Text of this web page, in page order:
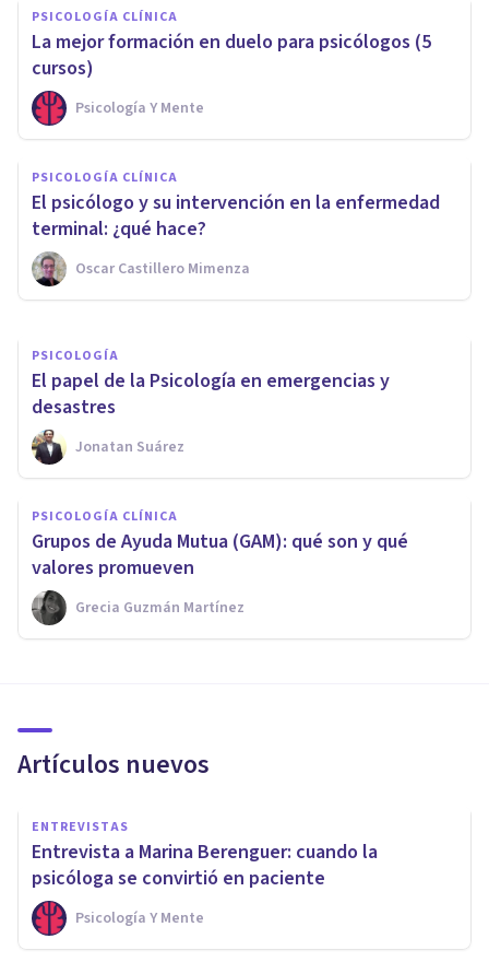
PSICOLOGÍA CLÍNICA
La mejor formación en duelo para psicólogos (5
cursos)
Psicología Y Mente
PSICOLOGÍA CLÍNICA
El psicólogo y su intervención en la enfermedad
terminal: ¿qué hace?
Oscar Castillero Mimenza
La mejor formación en
Psicoterapia (másters y cursos)
Psicología Y Mente
PSICOLOGÍA
El papel de la Psicología en emergencias y
desastres
Jonatan Suárez
PSICOLOGÍA CLÍNICA
Grupos de Ayuda Mutua (GAM): qué son y qué
valores promueven
Grecia Guzmán Martínez
Artículos nuevos
ENTREVISTAS
Entrevista a Marina Berenguer: cuando la
psicóloga se convirtió en paciente
Psicología Y Mente